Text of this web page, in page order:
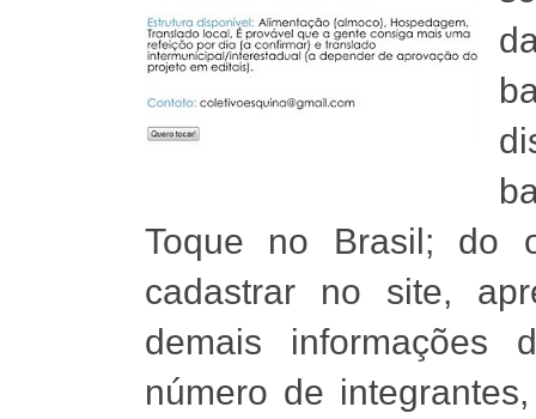
Toque no Brasil; do
cadastrar no site,
demais informações
número de